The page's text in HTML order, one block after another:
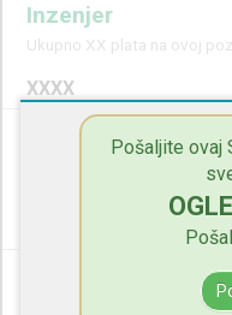
Pošaljite ovaj
Inzenjer
Ukupno XX plata na ovoj
XXXX
Supervizor
Ukupno XX plata na ovoj
Tehničar U